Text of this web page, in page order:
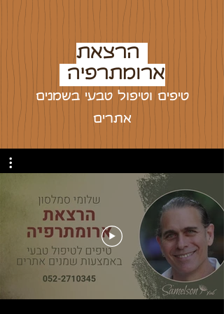
הרצאת
ארומתרפיה
טיפים וטיפול טבעי בשמנים
אתרים